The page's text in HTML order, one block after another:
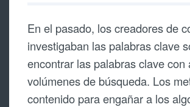
En el pasado, los creadores de
investigaban las palabras clave
encontrar las palabras clave con
volúmenes de búsqueda. Los
contenido para engañar a los